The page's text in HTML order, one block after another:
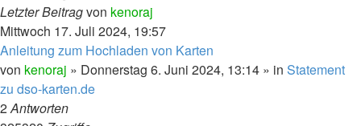
Letzter Beitragvon kenoraj
Mittwoch 17. Juli 2024, 19:57
Anleitung zum Hochladen von Karten
von kenoraj » Donnerstag 6. Juni 2024, 13:14 » in Statement
zu dso-karten.de
2Antworten